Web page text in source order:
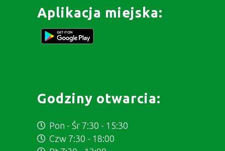
Aplikacja miejska:
Godziny otwarcia:
Pon - Śr 7:30 - 15:30
Czw 7:30 - 18:00